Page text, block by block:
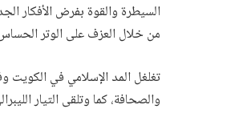
السيطرة والقوة بفرض الأفكار
من خلال العزف على الوتر الحساس
تغلغل المد الإسلامي في الكويت
والصحافة، كما وتلقى التيار